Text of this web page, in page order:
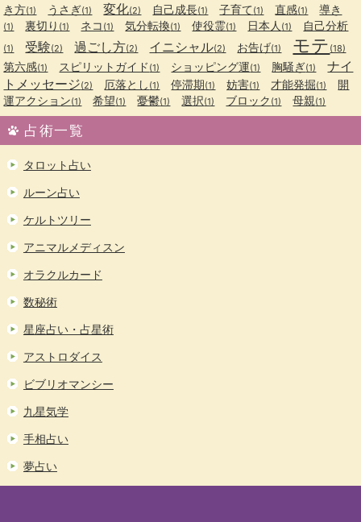
き方(1) うさぎ(1) 変化(2) 自己成長(1) 子育て(1) 直感(1) 導き
(1) 裏切り (1) ネコ (1) 気分転換(1) 使役霊(1) 日本人 (1) 自己分析
(1) 受験(2) 過ごし方(2) イニシャル(2) お告げ(1) モテ (18)
第六感(1) スピリットガイド (1) ショッピング運(1) 胸騒ぎ(1)
ナイ
トメッセージ(2) 厄落とし (1) 停滞期(1) 妨害(1) 才能発掘(1)
開
運アクション(1) 希望(1) 憂鬱(1) 選択(1) ブロック (1) 母親(1)
占術一覧
タロット占い
ルーン占い
ケルトツリー
アニマルメディスン
オラクルカード
数秘術
星座占い・占星術
アストロダイス
ビブリオマンシー
九星気学
手相占い
夢占い